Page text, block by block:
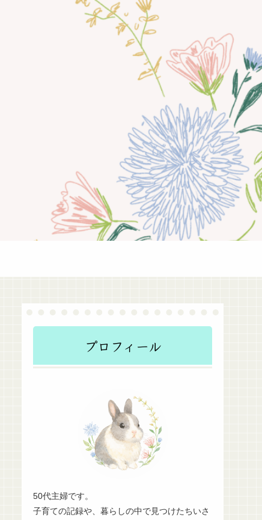
プロフィール
50代主婦です。
子育ての記録や、暮らしの中で見つけたちいさ